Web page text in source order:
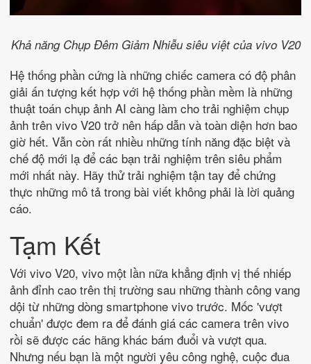
Khả năng Chụp Đêm Giảm Nhiễu siêu việt của vivo V20
Hệ thống phần cứng là những chiếc camera có độ phân
giải ấn tượng kết hợp với hệ thống phần mềm là những
thuật toán chụp ảnh AI càng làm cho trải nghiệm chụp
ảnh trên vivo V20 trở nên hấp dẫn và toàn diện hơn bao
giờ hết. Vẫn còn rất nhiều những tính năng đặc biệt và
chế độ mới lạ để các bạn trải nghiệm trên siêu phẩm
mới nhất này. Hãy thử trải nghiệm tận tay để chứng
thực những mô tả trong bài viết không phải là lời quảng
cáo.
Tạm Kết
Với vivo V20, vivo một lần nữa khẳng định vị thế nhiếp
ảnh đỉnh cao trên thị trường sau những thành công vang
dội từ những dòng smartphone vivo trước. Mốc 'vượt
chuẩn' được đem ra để đánh giá các camera trên vivo
rồi sẽ được các hãng khác bám đuổi và vượt qua.
Nhưng nếu bạn là một người yêu công nghệ, cuộc đua